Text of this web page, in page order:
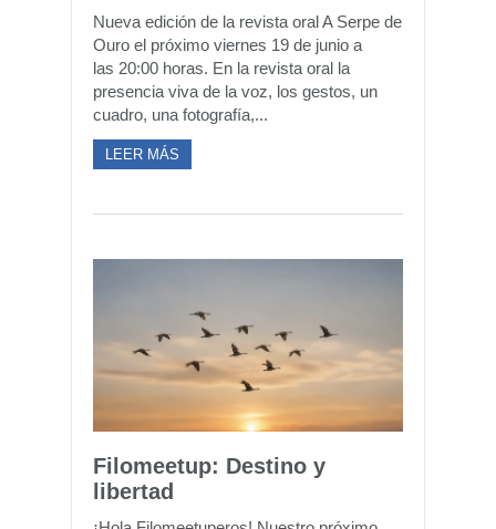
Nueva edición de la revista oral A Serpe de
Ouro el próximo viernes 19 de junio a
las 20:00 horas. En la revista oral la
presencia viva de la voz, los gestos, un
cuadro, una fotografía,...
LEER MÁS
Filomeetup: Destino y
libertad